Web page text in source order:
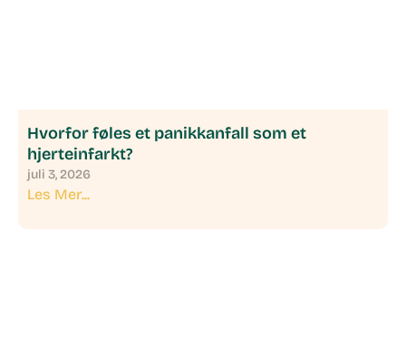
Hvorfor føles et panikkanfall som et
hjerteinfarkt?
juli 3, 2026
Les Mer...